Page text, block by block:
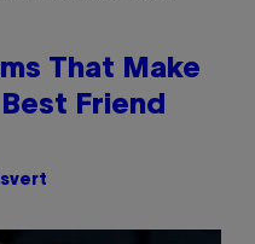
That Make
Friend